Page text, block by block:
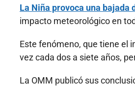
La Niña provoca una bajada
impacto meteorológico en
Este fenómeno, que tiene el
vez cada dos a siete años,
La OMM publicó sus